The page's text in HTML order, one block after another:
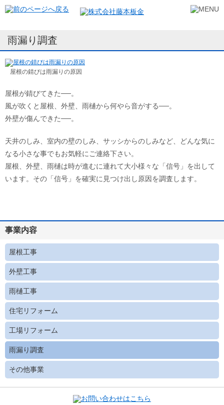
雨漏り調査
屋根の錆びは雨漏りの原因
屋根が錆びてきた──。
風が吹くと屋根、外壁、雨樋から何やら音がする──。
外壁が傷んできた──。
天井のしみ、室内の壁のしみ、サッシからのしみなど、どんな気に
なる小さな事でもお気軽にご連絡下さい。
屋根、外壁、雨樋は時が進むに連れて大小様々な「信号」を出して
います。その「信号」を確実に見つけ出し原因を調査します。
事業内容
屋根工事
外壁工事
雨樋工事
住宅リフォーム
工場リフォーム
雨漏り調査
その他事業